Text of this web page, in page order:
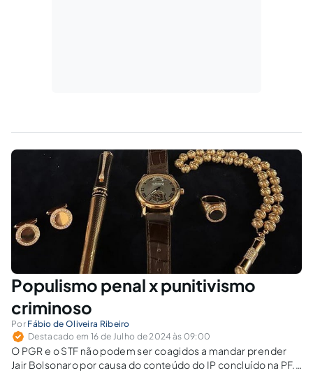
Populismo penal x punitivismo
criminoso
Por Fábio de Oliveira Ribeiro
Destacado em 16 de Julho de 2024 às 09:00
O PGR e o STF não podem ser coagidos a mandar prender
Jair Bolsonaro por causa do conteúdo do IP concluído na PF.